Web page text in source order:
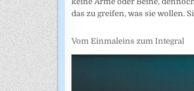
das zu greifen, was sie wollen.
Vom Einmaleins zum Integral